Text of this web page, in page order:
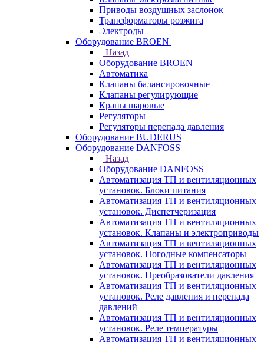
Приводы воздушных заслонок
Трансформаторы розжига
Электроды
Оборудование BROEN
Назад
Оборудование BROEN
Автоматика
Клапаны балансировочные
Клапаны регулирующие
Краны шаровые
Регуляторы
Регуляторы перепада давления
Оборудование BUDERUS
Оборудование DANFOSS
Назад
Оборудование DANFOSS
Автоматизация ТП и вентиляционных
установок. Блоки питания
Автоматизация ТП и вентиляционных
установок. Диспетчеризация
Автоматизация ТП и вентиляционных
установок. Клапаны и электроприводы
Автоматизация ТП и вентиляционных
установок. Погодные компенсаторы
Автоматизация ТП и вентиляционных
установок. Преобразователи давления
Автоматизация ТП и вентиляционных
установок. Реле давления и перепада
давлений
Автоматизация ТП и вентиляционных
установок. Реле температуры
Автоматизация ТП и вентиляционных